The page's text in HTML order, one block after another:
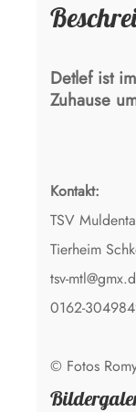
Detlef ist
Zuhause
Kontakt:
TSV
Tierheim
tsv-
0162-
© Fotos